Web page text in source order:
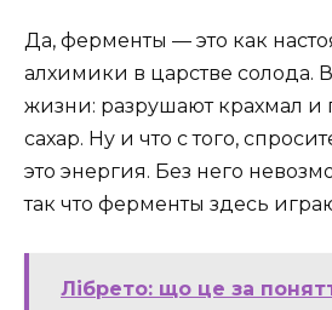
Да, ферменты — это как
алхимики в царстве солода.
жизни: разрушают крахмал и
сахар. Ну и что с того,
это энергия. Без него
так что ферменты здесь
Лібрето: що це за